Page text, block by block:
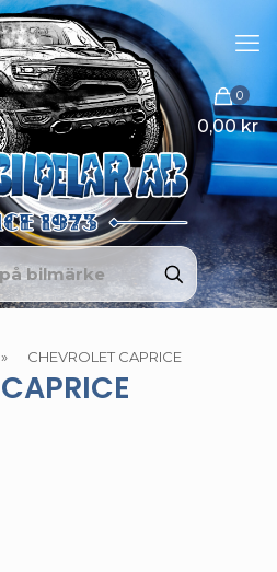
0
0,00 kr
» CHEVROLET CAPRICE